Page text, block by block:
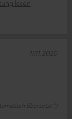
lesen
übersetzt *)
17.11.2020